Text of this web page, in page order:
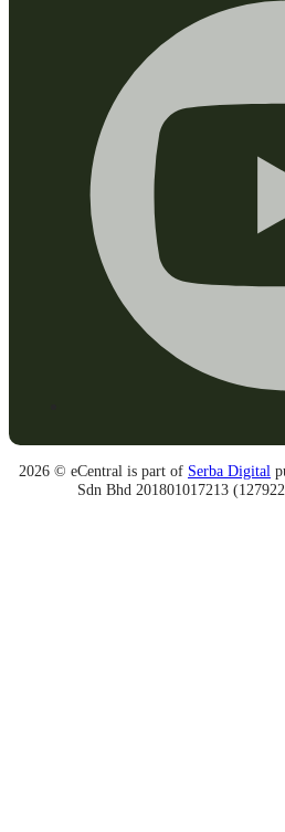
2026 © eCentral is part of Serba Digital
Sdn Bhd 201801017213